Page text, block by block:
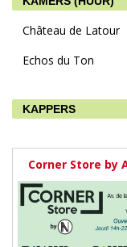
Château de Latour
Echos du Ton
KAPPERS
Corner Store by